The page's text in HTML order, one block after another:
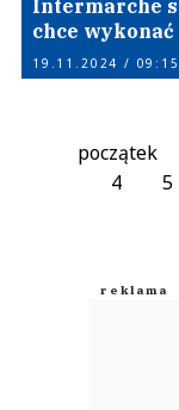
Intermarche
chce
19.11.2024 / 09:15
początek
4
5